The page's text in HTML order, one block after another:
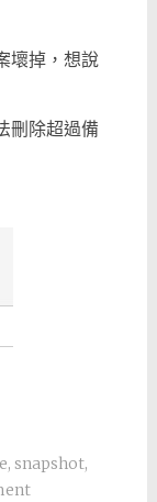
壞掉，想說
刪除超過備
, snapshot,